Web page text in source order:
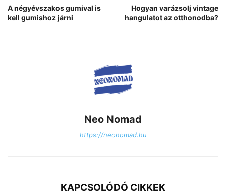
A négyévszakos gumival is
kell gumishoz járni
Hogyan varázsolj vintage
hangulatot az otthonodba?
Neo Nomad
https://neonomad.hu
KAPCSOLÓDÓ CIKKEK